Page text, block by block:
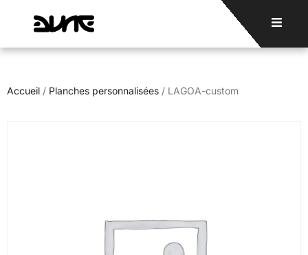
Accueil / Planches personnalisées / LAGOA-custom